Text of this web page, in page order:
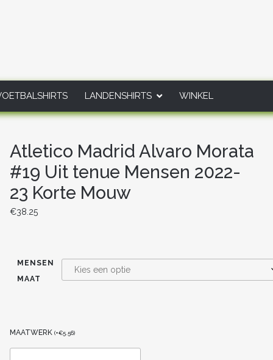
LANDENSHIRTS WINKEL
Atletico Madrid Alvaro Morata
#19 Uit tenue Mensen 2022-
23 Korte Mouw
€38.25
MENSEN
MAAT
MAATWERK(+€5.56)